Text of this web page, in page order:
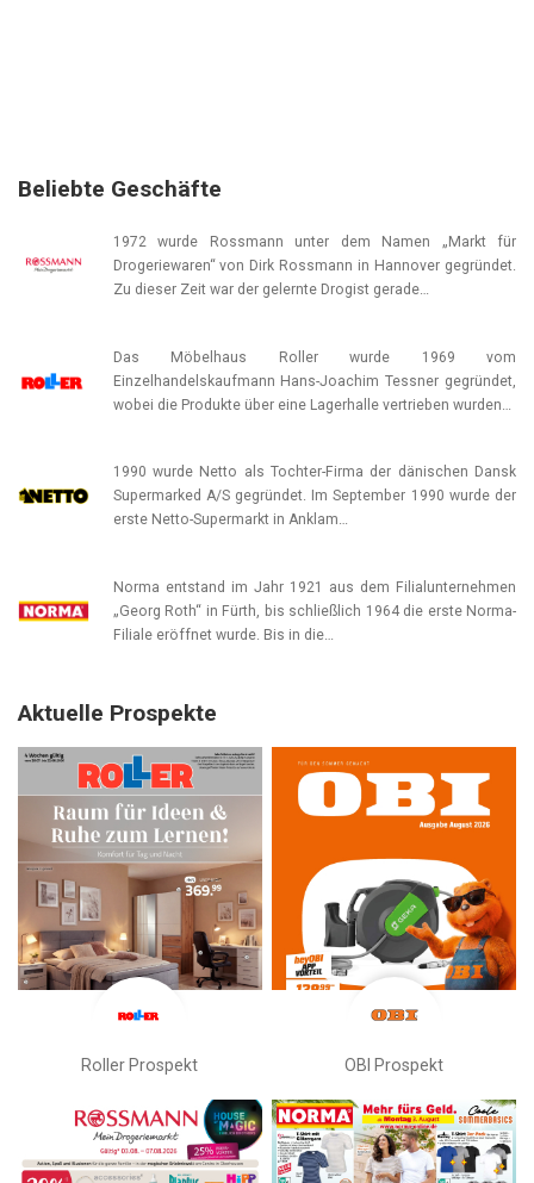
Beliebte Geschäfte
1972 wurde Rossmann unter dem Namen „Markt für
Drogeriewaren“ von Dirk Rossmann in Hannover gegründet.
Zu dieser Zeit war der gelernte Drogist gerade…
Das Möbelhaus Roller wurde 1969 vom
Einzelhandelskaufmann Hans-Joachim Tessner gegründet,
wobei die Produkte über eine Lagerhalle vertrieben wurden…
1990 wurde Netto als Tochter-Firma der dänischen Dansk
Supermarked A/S gegründet. Im September 1990 wurde der
erste Netto-Supermarkt in Anklam…
Norma entstand im Jahr 1921 aus dem Filialunternehmen
„Georg Roth“ in Fürth, bis schließlich 1964 die erste Norma-
Filiale eröffnet wurde. Bis in die…
Aktuelle Prospekte
Roller Prospekt OBI Prospekt